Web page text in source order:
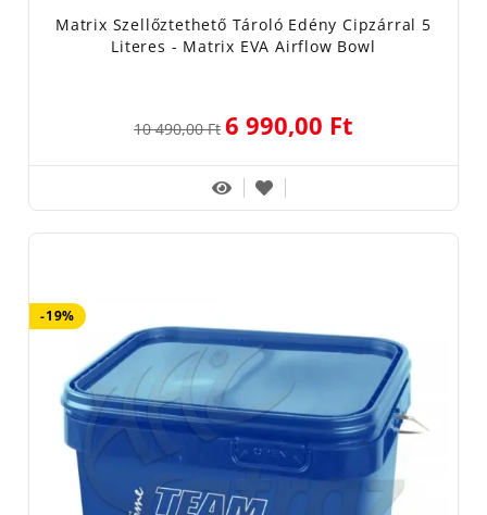
Matrix Szellőztethető Tároló Edény Cipzárral 5
Literes - Matrix EVA Airflow Bowl
10 490,00 Ft 6 990,00 Ft
-19%